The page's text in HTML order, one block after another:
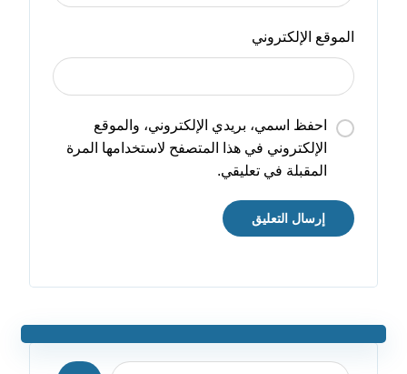
الموقع الإلكتروني
احفظ اسمي، بريدي الإلكتروني، والموقع
الإلكتروني في هذا المتصفح لاستخدامها المرة
المقبلة في تعليقي.
إرسال التعليق